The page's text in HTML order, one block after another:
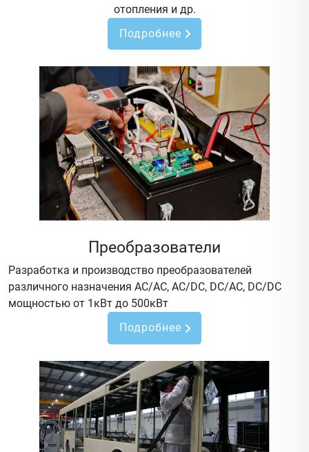
отопления и др.
Подробнее
Преобразователи
Разработка и производство преобразователей
различного назначения AC/AC, AC/DC, DC/AC, DC/DC
мощностью от 1кВт до 500кВт
Подробнее